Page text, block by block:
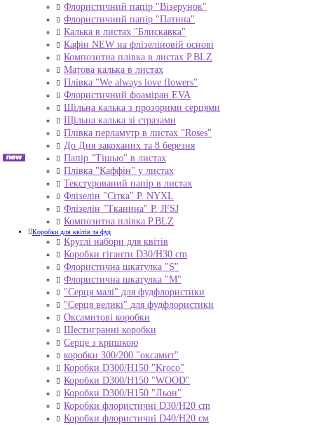
Флористичний папір "Візерунок"
Флористичний папір "Патина"
Калька в листах "Блискавка"
Кафін NEW на флізеліновій основі
Композитна плівка в листах Р.BLZ
Матова калька в листах
Плівка "We always love flowers"
Флористичний фоаміран EVA
Щільна калька з прозорими серцями
Щільна калька зі стразами
Плівка перламутр в листах "Roses"
До Дня закоханих та 8 березня
Папір "Тішью" в листах
Плівка "Каффін" у листах
Текстурований папір в листах
Флізелін "Сітка" P. NYXL
Флізелін "Тканина" P. JFSJ
Композитна плівка Р.BLZ
Коробки для квітів та фуд
Круглі набори для квітів
Коробки гіганти D30/H30 cm
Флористична шкатулка "S"
Флористична шкатулка "М"
"Серця малі" для фудфлористики
"Серця великі" для фудфлористики
Оксамитові коробки
Шестигранні коробки
Серце з кришкою
коробки 300/200 "оксамит"
Коробки D300/H150 "Kroco"
Коробки D300/H150 "WOOD"
Коробки D300/H150 "Льон"
Коробки флористичні D30/H20 cm
Коробки флористичні D40/H20 cм